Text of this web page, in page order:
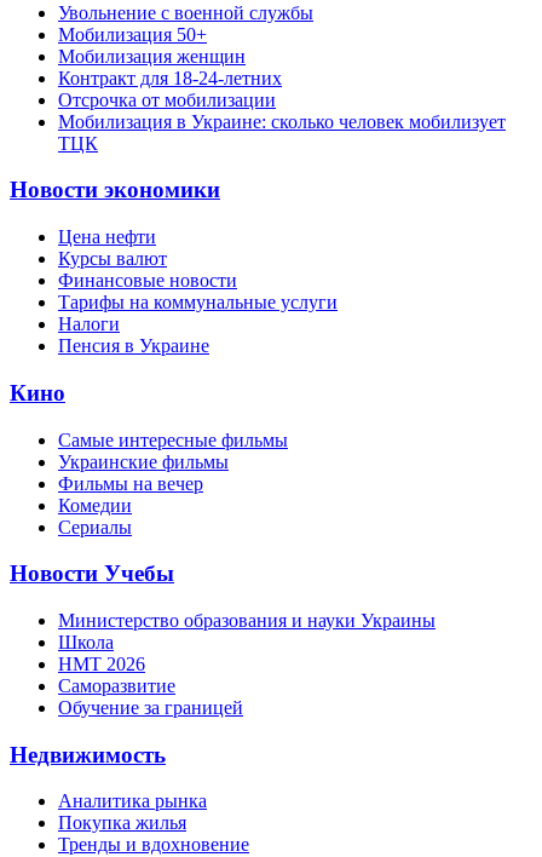
Увольнение с военной службы
Мобилизация 50+
Мобилизация женщин
Контракт для 18-24-летних
Отсрочка от мобилизации
Мобилизация в Украине: сколько человек мобилизует
ТЦК
Новости экономики
Цена нефти
Курсы валют
Финансовые новости
Тарифы на коммунальные услуги
Налоги
Пенсия в Украине
Кино
Самые интересные фильмы
Украинские фильмы
Фильмы на вечер
Комедии
Сериалы
Новости Учебы
Министерство образования и науки Украины
Школа
НМТ 2026
Саморазвитие
Обучение за границей
Недвижимость
Аналитика рынка
Покупка жилья
Тренды и вдохновение